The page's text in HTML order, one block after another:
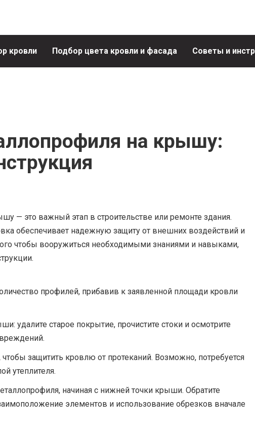
кровли Подбор цвета кровли и фасада Советы и
на крышу:
— это важный этап в строительстве или ремонте здания.
обеспечивает надежную защиту от внешних воздействий и
чтобы вооружиться необходимыми знаниями и навыками,
профилей, прибавив к заявленной площади кровли
удалите старое покрытие, прочистите стоки и осмотрите
защитить кровлю от протеканий. Возможно, потребуется
утеплителя.
начиная с нижней точки крыши. Обратите
элементов и использование обрезков вначале